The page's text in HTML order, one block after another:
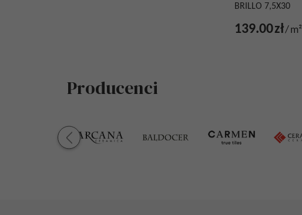
BRILLO 7,5X30
139.00zł/m²
Producenci